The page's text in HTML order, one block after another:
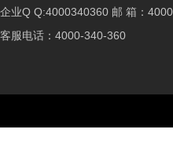
企业Q Q:4000340360 邮 箱：
客服电话：4000-340-360